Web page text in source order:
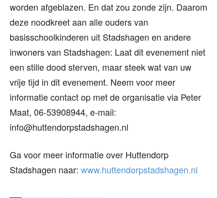
worden afgeblazen. En dat zou zonde zijn. Daarom
deze noodkreet aan alle ouders van
basisschoolkinderen uit Stadshagen en andere
inwoners van Stadshagen: Laat dit evenement niet
een stille dood sterven, maar steek wat van uw
vrije tijd in dit evenement. Neem voor meer
informatie contact op met de organisatie via Peter
Maat, 06-53908944, e-mail:
info@huttendorpstadshagen.nl
Ga voor meer informatie over Huttendorp
Stadshagen naar: www.huttendorpstadshagen.nl